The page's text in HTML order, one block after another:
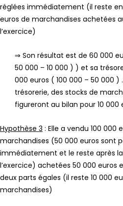
réglées immédiatement (il reste en
euros de marchandises achetées
l’exercice)
⇒ Son résultat est de 60 000
50 000 – 10 000 ) ) et sa
000 euros ( 100 000 – 50 000 )
trésorerie, des stocks de
figureront au bilan pour 10 000
Hypothèse 3 : Elle a vendu 100 000
marchandises (50 000 euros sont
immédiatement et le reste après
l’exercice) achetées 50 000 euros
deux parts égales (il reste 10 000
marchandises)